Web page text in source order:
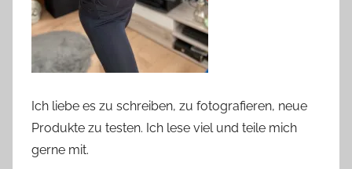
Ich liebe es zu schreiben, zu fotografieren, neue
Produkte zu testen. Ich lese viel und teile mich
gerne mit.